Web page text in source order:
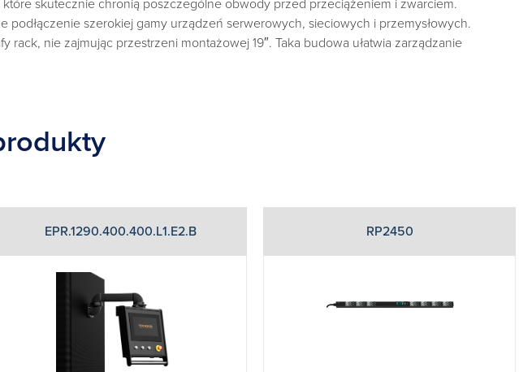
które skutecznie chronią poszczególne obwody przed przeciążeniem i zwarciem.
podłączenie szerokiej gamy urządzeń serwerowych, sieciowych i przemysłowych.
rack, nie zajmując przestrzeni montażowej 19″. Taka budowa ułatwia zarządzanie
EPR.1290.400.400.L1.E2.B RP2450